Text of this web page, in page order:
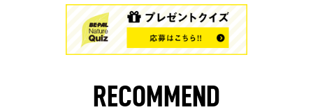
RECOMMEND